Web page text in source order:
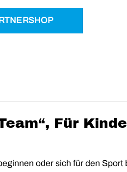
Für
oder sich für den